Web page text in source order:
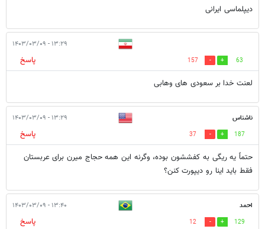
دیپلماسی ایرانی
۱۳:۲۹ - ۱۴۰۳/۰۳/۰۹
63
157
پاسخ
لعنت خدا بر سعودی های وهابی
ناشناس ۱۳:۲۹ - ۱۴۰۳/۰۳/۰۹
187
37
پاسخ
حتماً یه ریگی به کفششون بوده، وگرنه این همه حجاج میرن برای عربستان
فقط باید اینا رو دیپورت کنن؟
احمد ۱۳:۴۰ - ۱۴۰۳/۰۳/۰۹
129
12
پاسخ